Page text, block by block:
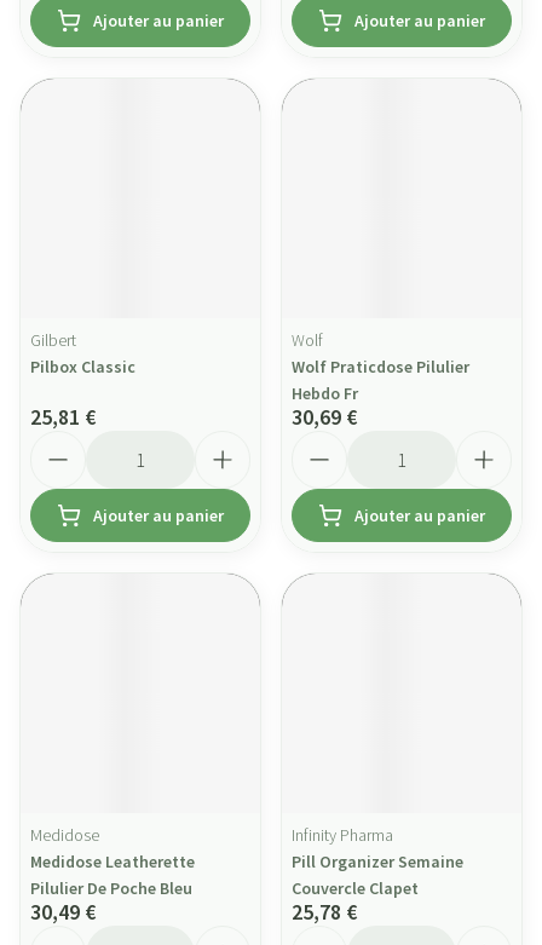
Ajouter au panier Ajouter au panier
Gilbert
Pilbox Classic
25,81 €
Ajouter au panier
Wolf
Wolf Praticdose Pilulier
Hebdo Fr
30,69 €
Ajouter au panier
Medidose
Medidose Leatherette
Pilulier De Poche Bleu
30,49 €
Infinity Pharma
Pill Organizer Semaine
Couvercle Clapet
25,78 €